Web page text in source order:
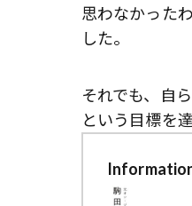
思わなかった
した。
それでも、自
という目標を